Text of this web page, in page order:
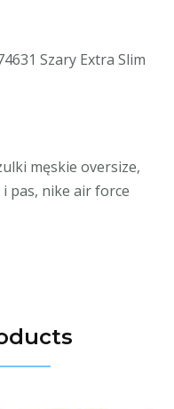
Szary Extra Slim
męskie oversize,
pas, nike air force